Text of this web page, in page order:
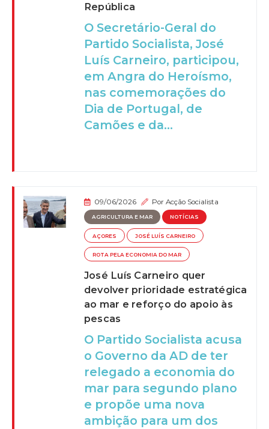
República
O Secretário-Geral do
Partido Socialista, José
Luís Carneiro, participou,
em Angra do Heroísmo,
nas comemorações do
Dia de Portugal, de
Camões e da...
09/06/2026 PorAcção Socialista
AGRICULTURA E MAR NOTÍCIAS
AÇORES JOSÉ LUÍS CARNEIRO
ROTA PELA ECONOMIA DO MAR
José Luís Carneiro quer
devolver prioridade estratégica
ao mar e reforço do apoio às
pescas
O Partido Socialista acusa
o Governo da AD de ter
relegado a economia do
mar para segundo plano
e propõe uma nova
ambição para um dos